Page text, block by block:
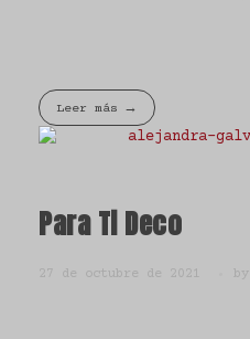
Leer más
Para Ti Deco
27 de octubre de 2021 by